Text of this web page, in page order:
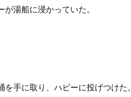
湯船に浸かっていた。
手に取り、ハピーに投げつけた。